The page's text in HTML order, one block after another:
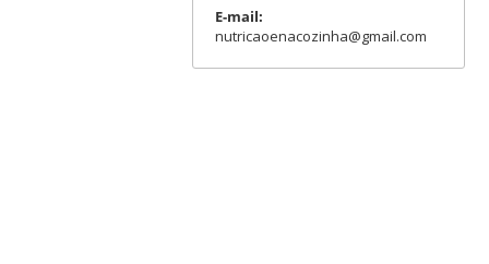
E-mail:
nutricaoenacozinha@gmail.com